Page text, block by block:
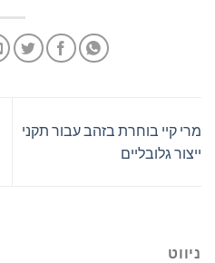
מרי קיי בוחרת בזהב עבור תקני
ייצור גלובליים
ניווט